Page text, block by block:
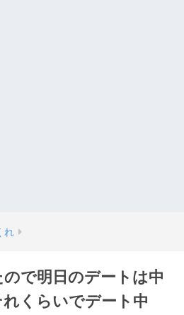
れ
で明日のデートは中
くらいでデート中